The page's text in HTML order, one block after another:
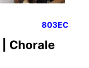
803EC
Chorale